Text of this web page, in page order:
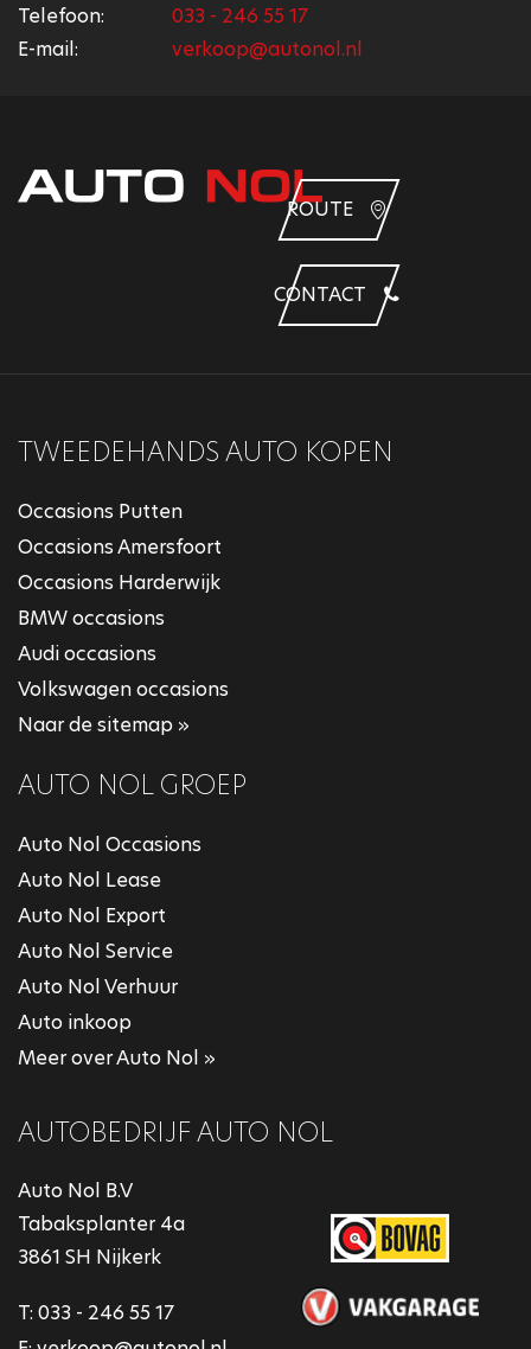
Telefoon:
033 - 246 55 17
E-mail:
verkoop@autonol.nl
ROUTE
CONTACT
TWEEDEHANDS AUTO KOPEN
Occasions Putten
Occasions Amersfoort
Occasions Harderwijk
BMW occasions
Audi occasions
Volkswagen occasions
Naar de sitemap »
AUTO NOL GROEP
Auto Nol Occasions
Auto Nol Lease
Auto Nol Export
Auto Nol Service
Auto Nol Verhuur
Auto inkoop
Meer over Auto Nol »
AUTOBEDRIJF AUTO NOL
Auto Nol B.V
Tabaksplanter 4a
3861 SH Nijkerk
T: 033 - 246 55 17